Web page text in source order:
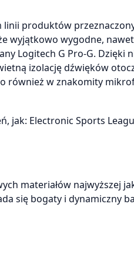
linii produktów
wyjątkowo wygodne,
Logitech G Pro-G. Dzięki
izolację dźwięków
również w znakomity
Electronic Sports
materiałów najwyższej
się bogaty i dynamiczny